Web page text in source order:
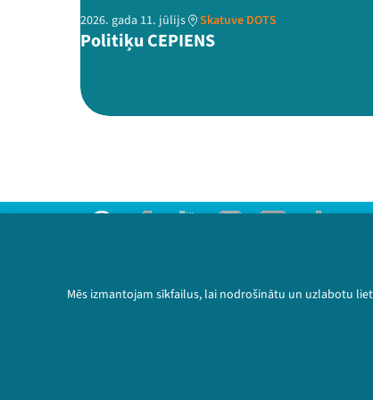
Mēs izmantojam sīkfailus, lai nodrošinātu un uzlabotu
2026. gada 11. jūlijs Skatuve DOTS
Politiķu CEPIENS
Privātuma politika
Lietošanas noteikumi un sīkdatņu
© 2026 Sarunu festivāls LAMPA Visas